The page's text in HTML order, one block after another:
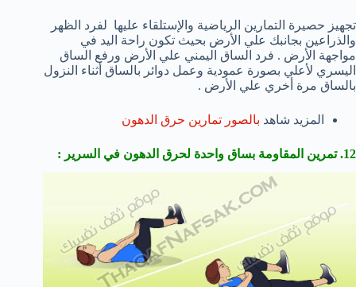
تجهيز حصيرة التمارين الرياضية والإستلقاء عليها لفرد الظهر
والذراعين بجانبك علي الأرض بحيث تكون راحة اليد في
مواجهة الأرض . فرد الساق اليمني علي الأرض ورفع الساق
اليسري لأعلي بصورة عمودية وعمل دوائر بالساق أثناء النزول
بالساق مرة أخري علي الأرض .
المزيد شاهد بالصور تمارين حرق الدهون
12. تمرين المقاومة بساق واحدة لحرق الدهون في السرير :